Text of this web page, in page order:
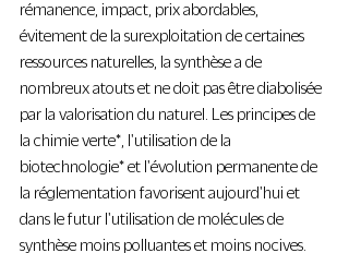
rémanence, impact, prix abordables,
évitement de la surexploitation de certaines
ressources naturelles, la synthèse a de
nombreux atouts et ne doit pas être diabolisée
par la valorisation du naturel. Les principes de
la chimie verte*, l'utilisation de la
biotechnologie* et l'évolution permanente de
la réglementation favorisent aujourd'hui et
dans le futur l'utilisation de molécules de
synthèse moins polluantes et moins nocives.